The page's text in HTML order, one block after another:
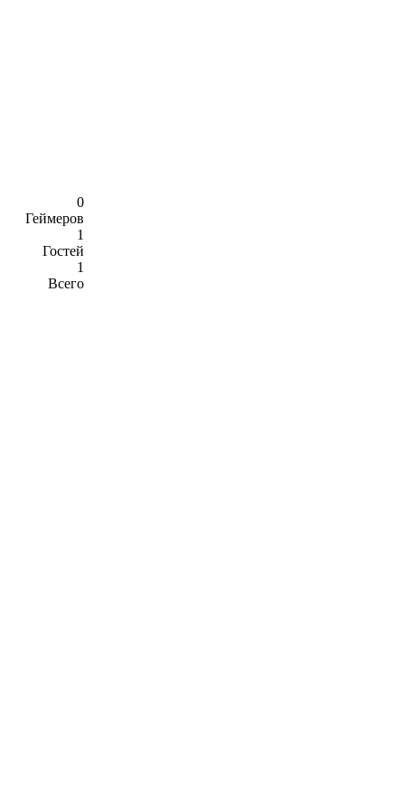
0
Геймеров
1
Гостей
1
Всего